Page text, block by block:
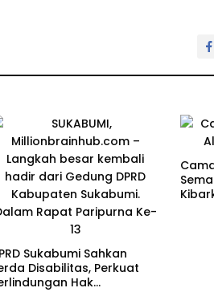
Sukabumi Sahkan
Disabilitas, Perkuat
Hak